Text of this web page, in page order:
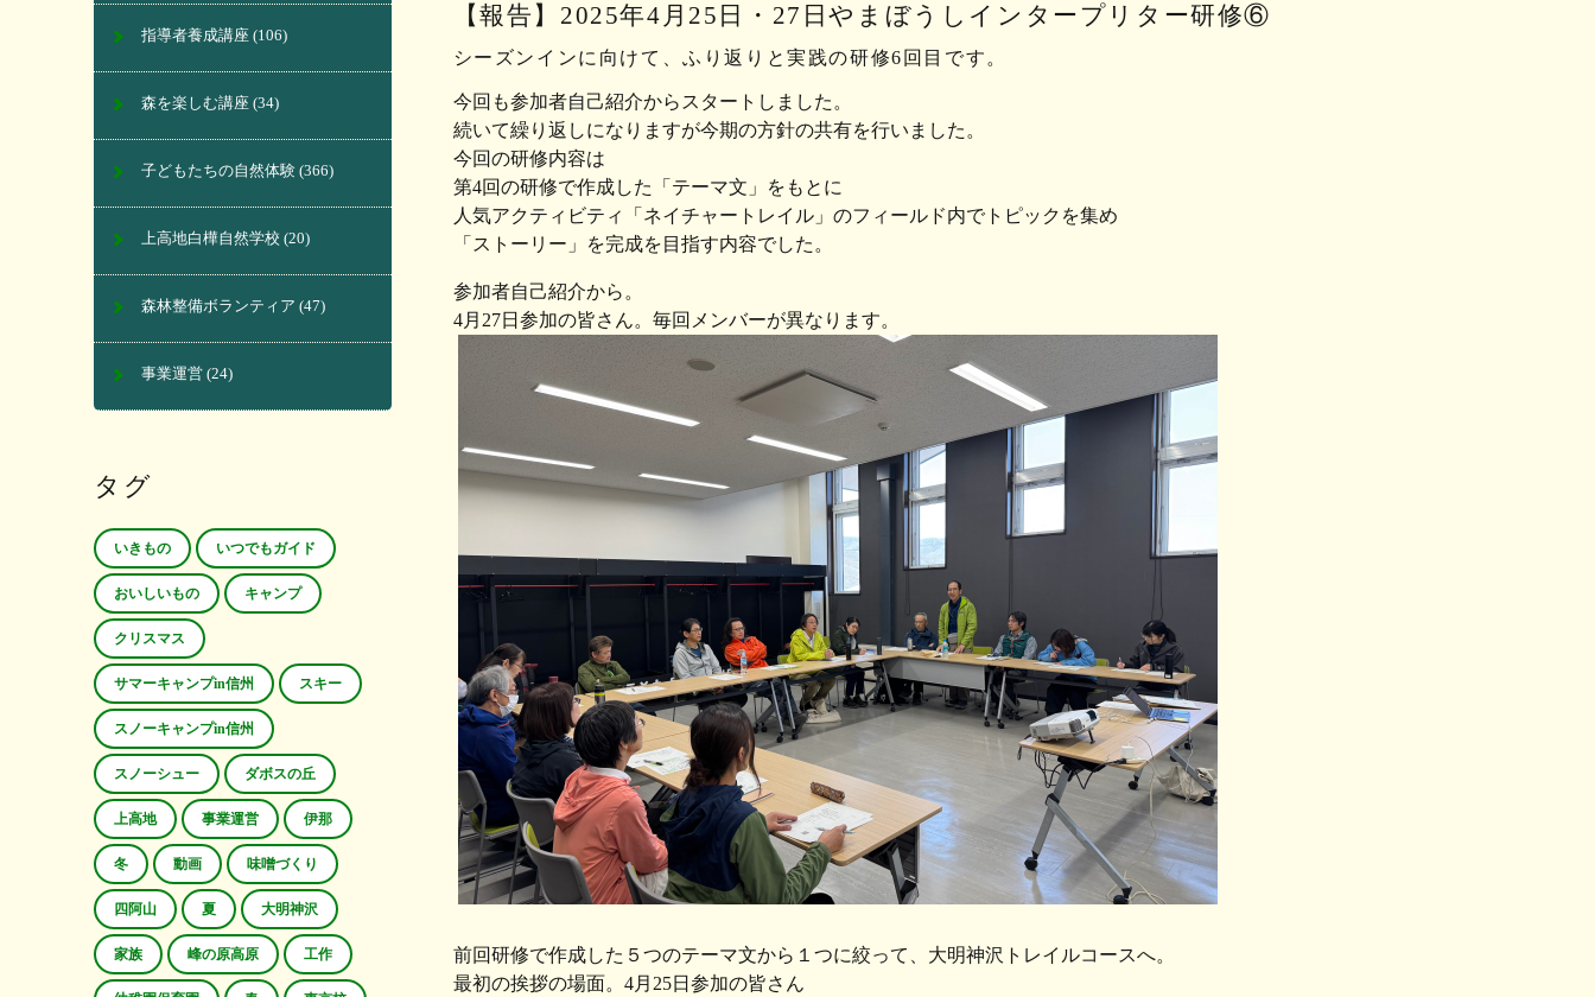
【報告】2025年4月25日・27日やまぼうしインタープリター研修⑥
シーズンインに向けて、ふり返りと実践の研修6回目です。
今回も参加者自己紹介からスタートしました。
続いて繰り返しになりますが今期の方針の共有を行いました。
今回の研修内容は
第4回の研修で作成した「テーマ文」をもとに
人気アクティビティ「ネイチャートレイル」のフィールド内でトピックを集め
「ストーリー」を完成を目指す内容でした。
参加者自己紹介から。
4月27日参加の皆さん。毎回メンバーが異なります。
前回研修で作成した５つのテーマ文から１つに絞って、大明神沢トレイルコースへ。
最初の挨拶の場面。4月25日参加の皆さん
指導者養成講座 (106)
森を楽しむ講座 (34)
子どもたちの自然体験 (366)
上高地白樺自然学校 (20)
森林整備ボランティア (47)
事業運営 (24)
タグ
いきもの いつでもガイド
おいしいもの キャンプ
クリスマス
サマーキャンプin信州 スキー
スノーキャンプin信州
スノーシュー ダボスの丘
上高地 事業運営 伊那
冬 動画 味噌づくり
四阿山 夏 大明神沢
家族 峰の原高原 工作